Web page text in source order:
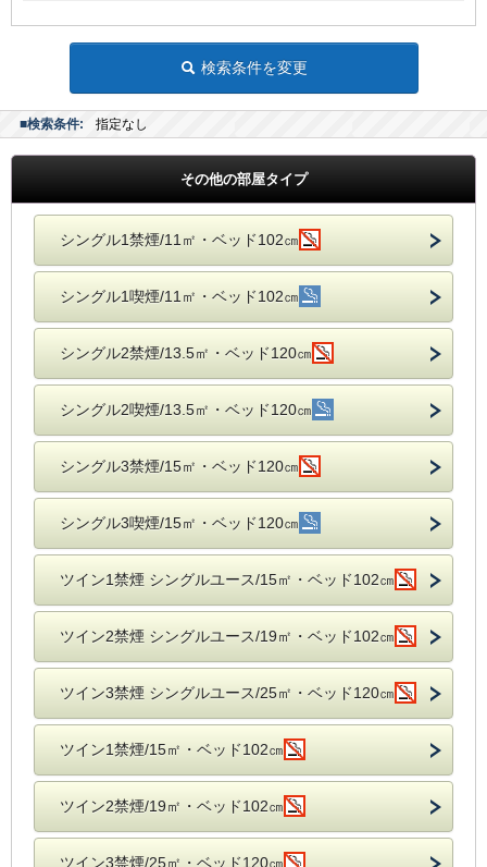
検索条件を変更
■検索条件: 指定なし
その他の部屋タイプ
シングル1禁煙/11㎡・ベッド102㎝
シングル1喫煙/11㎡・ベッド102㎝
シングル2禁煙/13.5㎡・ベッド120㎝
シングル2喫煙/13.5㎡・ベッド120㎝
シングル3禁煙/15㎡・ベッド120㎝
シングル3喫煙/15㎡・ベッド120㎝
ツイン1禁煙 シングルユース/15㎡・ベッド102㎝
ツイン2禁煙 シングルユース/19㎡・ベッド102㎝
ツイン3禁煙 シングルユース/25㎡・ベッド120㎝
ツイン1禁煙/15㎡・ベッド102㎝
ツイン2禁煙/19㎡・ベッド102㎝
ツイン3禁煙/25㎡・ベッド120㎝